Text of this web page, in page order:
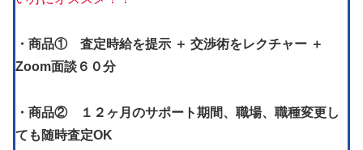
・商品① 査定時給を提示 ＋ 交渉術をレクチャー ＋
Zoom面談６０分
・商品② １２ヶ月のサポート期間、職場、職種変更し
ても随時査定OK